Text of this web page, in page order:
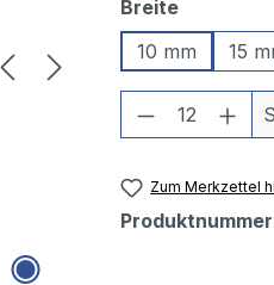
Breiteauswählen
10 mm
15
Produkt
Zum Merkzettel